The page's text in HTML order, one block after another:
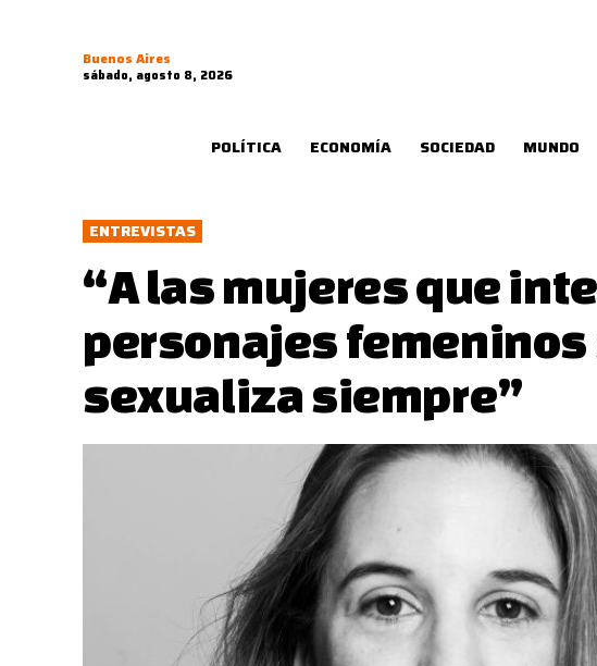
Buenos Aires
sábado, agosto 8, 2026
POLÍTICA ECONOMÍA SOCIEDAD MUNDO
ENTREVISTAS
“A las mujeres que
personajes femeninos
sexualiza siempre”